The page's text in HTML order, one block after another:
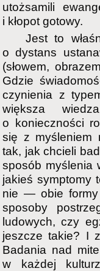
utożsamili
i kłopot gotowy.
Jest to
o dystans
(słowem,
Gdzie
czynienia z
większa
o konieczności
się z myśleniem
tak, jak chcieli
sposób myślenia
jakieś symptomy
nie — obie formy
sposoby
ludowych, czy
jeszcze takie? I
Badania nad
w każdej